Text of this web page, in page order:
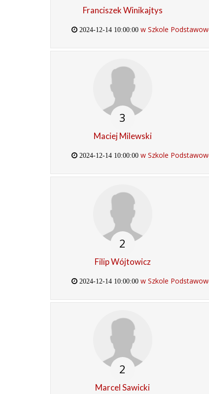
Franciszek Winikajtys
2024-12-14 10:00:00 w Szkole
3
Maciej Milewski
2024-12-14 10:00:00 w Szkole
2
Filip Wójtowicz
2024-12-14 10:00:00 w Szkole
2
Marcel Sawicki